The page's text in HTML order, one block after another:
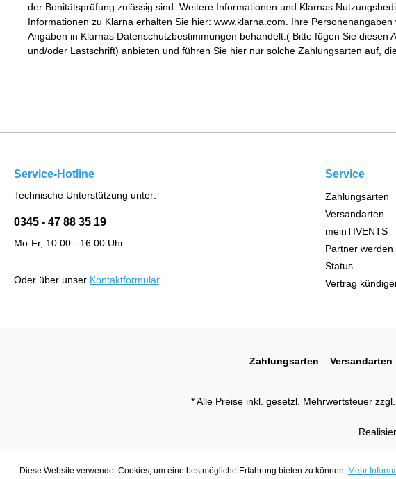
der Bonitätsprüfung zulässig sind. Weitere Informationen und Klarnas
Informationen zu Klarna erhalten Sie hier: www.klarna.com. Ihre
Angaben in Klarnas Datenschutzbestimmungen behandelt.( Bitte fügen Sie
und/oder Lastschrift) anbieten und führen Sie hier nur solche Zahlungsarten auf,
Service-Hotline
Technische Unterstützung unter:
0345 - 47 88 35 19
Mo-Fr, 10:00 - 16:00 Uhr
Oder über unser Kontaktformular.
Service
Zahlungsarten
Versandarten
meinTIVENTS
Partner werden
Status
Vertrag
Zahlungsarten Versandarten
* Alle Preise inkl. gesetzl. Mehrwertsteuer zzgl.
Diese Website verwendet Cookies, um eine bestmögliche Erfahrung bieten zu können. Mehr